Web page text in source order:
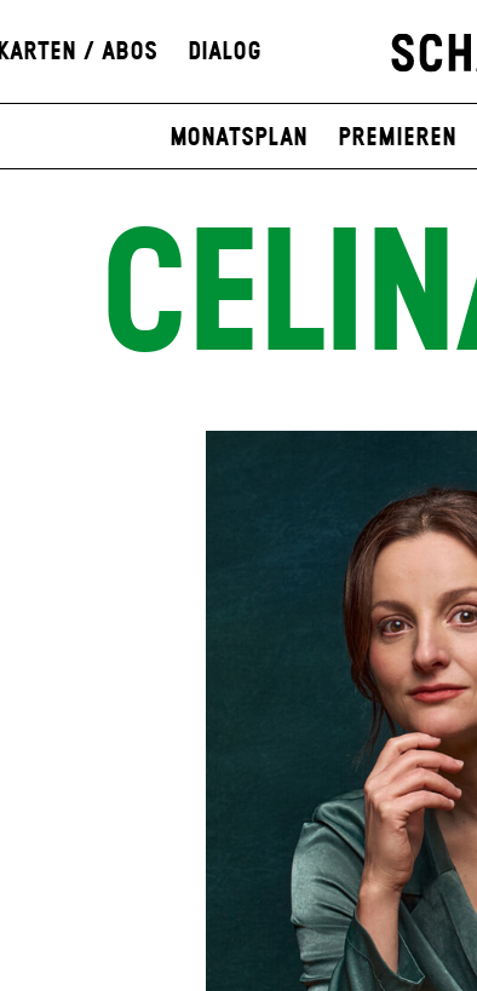
Karten / Abos Dialog
Monatsplan Premieren